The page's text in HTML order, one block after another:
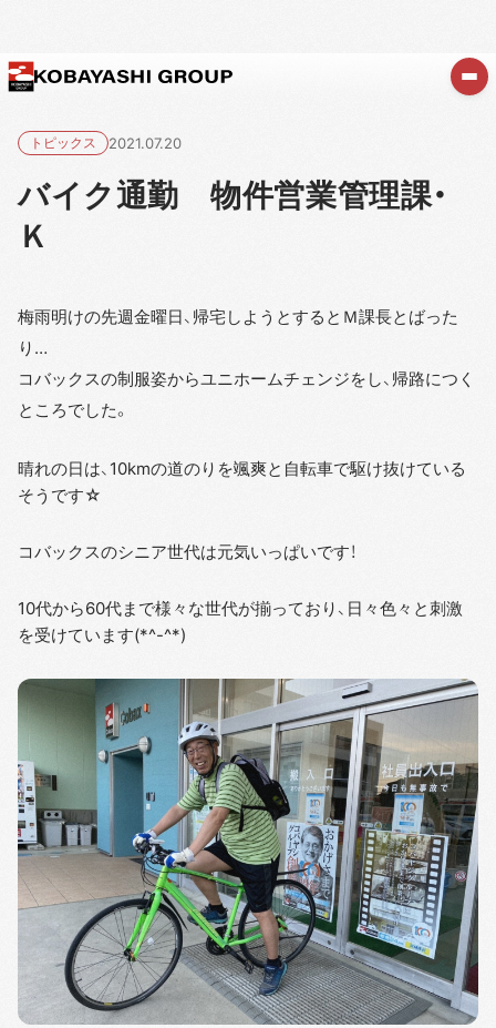
トピックス 2021.07.20
バイク通勤 物件営業管理課・
Ｋ
梅雨明けの先週金曜日、帰宅しようとするとＭ課長とばった
り…
コバックスの制服姿からユニホームチェンジをし、帰路につく
ところでした。
晴れの日は、10kmの道のりを颯爽と自転車で駆け抜けている
そうです☆
コバックスのシニア世代は元気いっぱいです！
10代から60代まで様々な世代が揃っており、日々色々と刺激
を受けています(*^-^*)